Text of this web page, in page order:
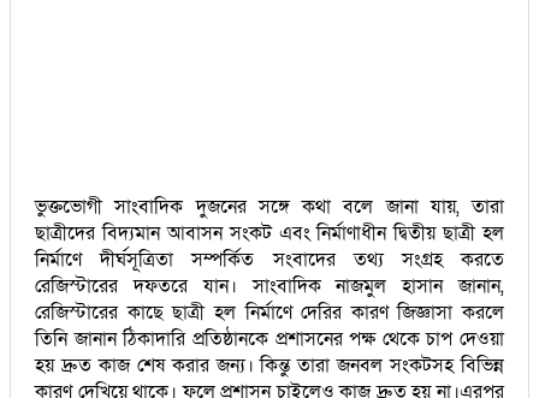
ভুক্তভোগী সাংবাদিক দুজনের সঙ্গে কথা বলে জানা যায়, তারা
ছাত্রীদের বিদ্যমান আবাসন সংকট এবং নির্মাণাধীন দ্বিতীয় ছাত্রী হল
নির্মাণে দীর্ঘসূত্রিতা সম্পর্কিত সংবাদের তথ্য সংগ্রহ করতে
রেজিস্টারের দফতরে যান। সাংবাদিক নাজমুল হাসান জানান,
রেজিস্টারের কাছে ছাত্রী হল নির্মাণে দেরির কারণ জিজ্ঞাসা করলে
তিনি জানান ঠিকাদারি প্রতিষ্ঠানকে প্রশাসনের পক্ষ থেকে চাপ দেওয়া
হয় দ্রুত কাজ শেষ করার জন্য। কিন্তু তারা জনবল সংকটসহ বিভিন্ন
কারণ দেখিয়ে থাকে। ফলে প্রশাসন চাইলেও কাজ দ্রুত হয় না।এরপর